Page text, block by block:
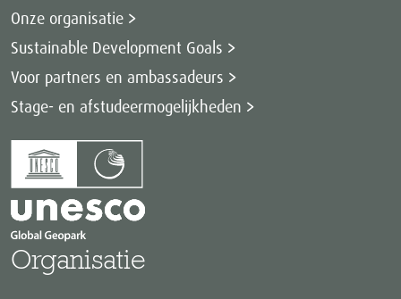
Onze organisatie
Sustainable Development Goals
Voor partners en ambassadeurs
Stage- en afstudeermogelijkheden
Organisatie